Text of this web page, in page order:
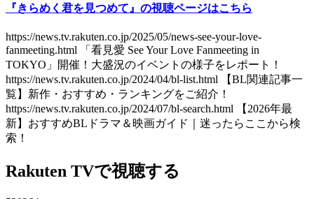
『きらめく君を見つめて』の視聴ページはこちら
https://news.tv.rakuten.co.jp/2025/05/news-see-your-love-
fanmeeting.html 「看見愛 See Your Love Fanmeeting in
TOKYO」開催！大盛況のイベントの様子をレポート！
https://news.tv.rakuten.co.jp/2024/04/bl-list.html 【BL関連記事一
覧】新作・おすすめ・ランキングをご紹介！
https://news.tv.rakuten.co.jp/2024/07/bl-search.html 【2026年最
新】おすすめBLドラマ＆映画ガイド｜迷ったらここから検
索！
Rakuten TVで視聴する